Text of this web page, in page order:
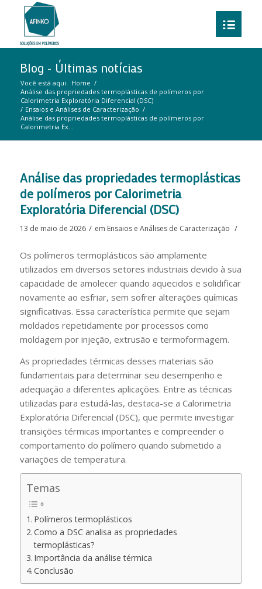
Blog - Últimas notícias
Você está aqui: Home /
Análise das propriedades termoplásticas de polímeros por
Calorimetria Exploratória Diferencial (DSC)
/ Ensaios e Análises de Caracterização /
Análise das propriedades termoplásticas de polímeros por
Calorimetria Ex...
Análise das propriedades termoplásticas
de polímeros por Calorimetria
Exploratória Diferencial (DSC)
13 de maio de 2026 / em Ensaios e Análises de Caracterização /
Os polímeros termoplásticos são amplamente
utilizados em diversos setores industriais devido à sua
capacidade de amolecer quando aquecidos e solidificar
novamente ao esfriar, sem sofrer alterações químicas
significativas. Essa característica permite que sejam
moldados repetidamente por processos como
moldagem por injeção, extrusão e termoformagem.
As propriedades térmicas desses materiais são
fundamentais para determinar seu desempenho e
adequação a diferentes aplicações. Entre as técnicas
utilizadas para estudá-las, destaca-se a Calorimetria
Exploratória Diferencial (DSC), que permite investigar
transições térmicas importantes e compreender o
comportamento do polímero quando submetido a
variações de temperatura.
Temas
Polímeros termoplásticos
Como a DSC analisa as propriedades
termoplásticas?
Importância da análise térmica
Conclusão